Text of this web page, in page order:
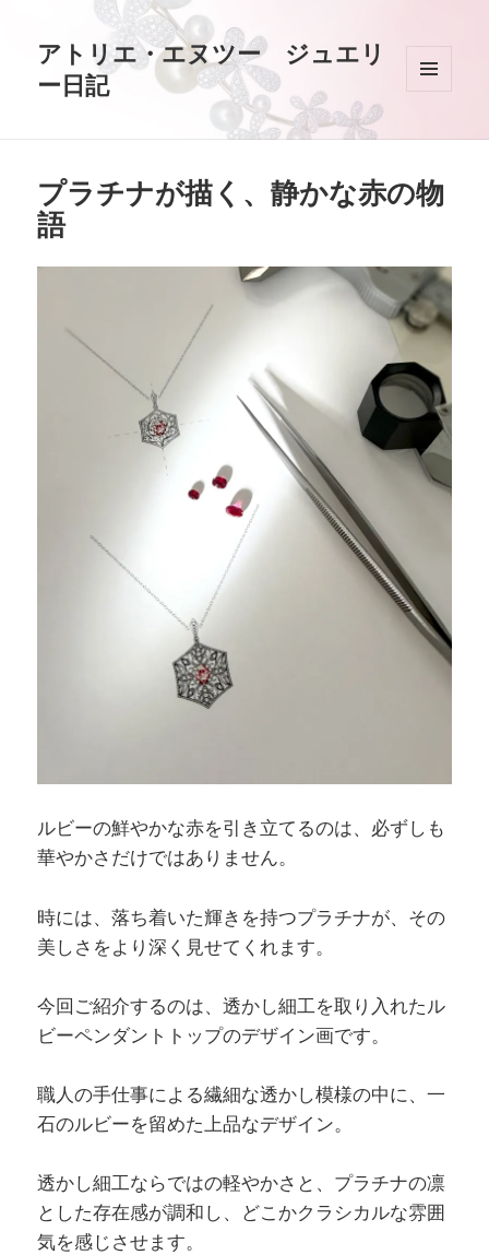
アトリエ・エヌツー ジュエリ
ー日記
ィジェ
プラチナが描く、静かな赤の物
語
ルビーの鮮やかな赤を引き立てるのは、必ずしも
華やかさだけではありません。
時には、落ち着いた輝きを持つプラチナが、その
美しさをより深く見せてくれます。
今回ご紹介するのは、透かし細工を取り入れたル
ビーペンダントトップのデザイン画です。
職人の手仕事による繊細な透かし模様の中に、一
石のルビーを留めた上品なデザイン。
透かし細工ならではの軽やかさと、プラチナの凛
とした存在感が調和し、どこかクラシカルな雰囲
気を感じさせます。